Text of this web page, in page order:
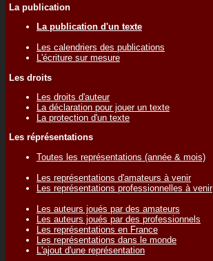
La publication
La publication d'un texte
Les calendriers des publications
L'écriture sur mesure
Les droits
Les droits d'auteur
La déclaration pour jouer un texte
La protection d'un texte
Les réprésentations
Toutes les représentations (année & mois)
Les représentations d'amateurs à venir
Les représentations professionnelles à venir
Les auteurs joués par des amateurs
Les auteurs joués par des professionnels
Les représentations en France
Les représentations dans le monde
L'ajout d'une représentation